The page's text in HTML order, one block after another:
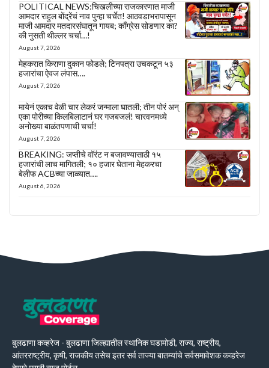
POLITICAL NEWS:चिखलीच्या राजकारणात माजी
आमदार राहुल बोंद्रेंचं नाव पुन्हा चर्चेत! आठवडाभरापासून
माजी आमदार मतदारसंघातून गायब; काँग्रेस सोडणार का?
की नुसती थील्लर चर्चा…!
August 7, 2026
मेहकरात किराणा दुकान फोडले; टिनपत्रा उचकटून ५३
हजारांचा ऐवज लंपास….
August 7, 2026
मायेनं एकाच वेळी चार लेकरं जन्माला घातली; तीन पोरं अन्
एका पोरीच्या किलबिलाटानं घर गजबजलं! चारवनमध्ये
अनोख्या बाळंतपणाची चर्चा!
August 7, 2026
BREAKING: जप्तीचे वॉरंट न बजावण्यासाठी १५
हजारांची लाच मागितली; १० हजार घेताना मेहकरचा
बेलीफ ACBच्या जाळ्यात….
August 6, 2026
बुलढाणा कव्हरेज - बुलढाणा जिल्ह्यातील स्थानिक घडामोडी, राज्य, राष्ट्रीय,
आंतरराष्ट्रीय, कृषी, राजकीय तसेच इतर सर्व ताज्या बातम्यांचे सर्वसमावेशक कव्हरेज